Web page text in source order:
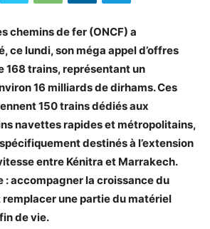
chemins de fer (ONCF) a
ce lundi, son méga appel d’offres
168 trains, représentant un
16 milliards de dirhams. Ces
150 trains dédiés aux
navettes rapides et métropolitains,
destinés à l’extension
entre Kénitra et Marrakech.
: accompagner la croissance du
une partie du matériel
de vie.